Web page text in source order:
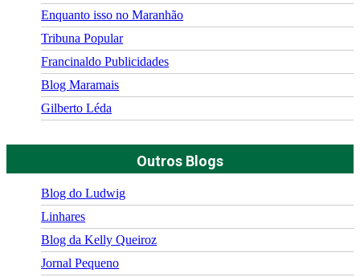
Enquanto isso no Maranhão
Tribuna Popular
Francinaldo Publicidades
Blog Maramais
Gilberto Léda
Outros Blogs
Blog do Ludwig
Linhares
Blog da Kelly Queiroz
Jornal Pequeno